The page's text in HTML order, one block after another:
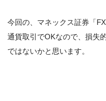
今回の、マネックス証券「
通貨取引でOKなので、損失
ではないかと思います。